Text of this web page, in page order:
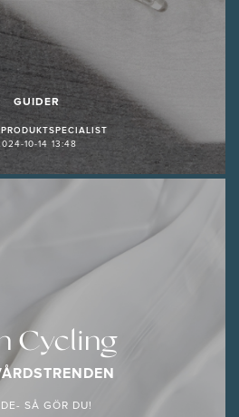
GUIDER
10-14 13:48
Cycling
SÅ GÖR DU!